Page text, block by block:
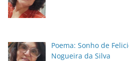
Poema: Sonho de
Nogueira da Silva